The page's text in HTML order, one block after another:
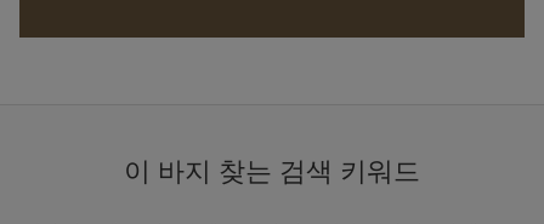
이 바지 찾는 검색 키워드